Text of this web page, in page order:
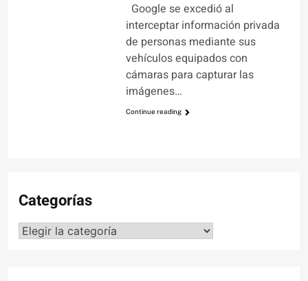
Google se excedió al
interceptar información privada
de personas mediante sus
vehículos equipados con
cámaras para capturar las
imágenes…
Continue reading
Categorías
Categorías